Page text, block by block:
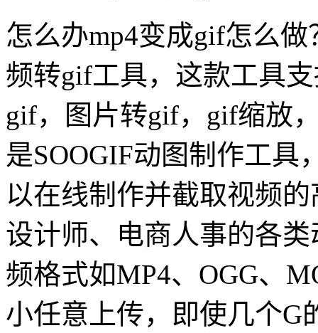
怎么办mp4变成gif怎么
频转gif工具，这款工具
gif，图片转gif，gif缩放
是SOOGIF动图制作工具
以在线制作并截取视频
设计师、电商人事的各
频格式如MP4、OGG、
小任意上传，即使几个G